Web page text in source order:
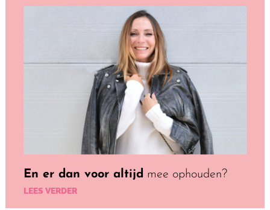
En er dan voor altijd mee ophouden?
LEES VERDER